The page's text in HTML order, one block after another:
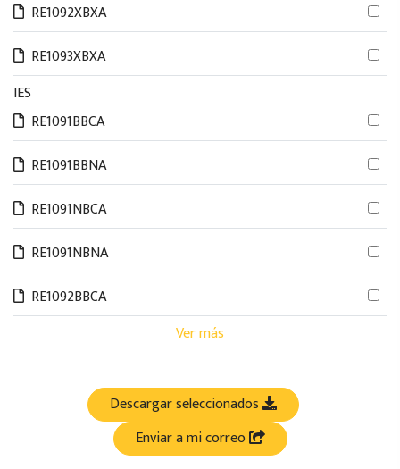
RE1092XBXA
RE1093XBXA
IES
RE1091BBCA
RE1091BBNA
RE1091NBCA
RE1091NBNA
RE1092BBCA
Ver más
Descargar seleccionados
Enviar a mi correo